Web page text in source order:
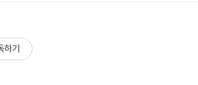
하기